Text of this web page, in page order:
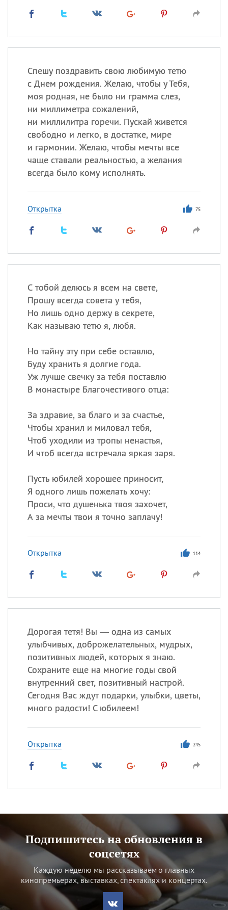
Спешу поздравить свою любимую тетю
с Днем рождения. Желаю, чтобы у Тебя,
моя родная, не было ни грамма слез,
ни миллиметра сожалений,
ни миллилитра горечи. Пускай живется
свободно и легко, в достатке, мире
и гармонии. Желаю, чтобы мечты все
чаще ставали реальностью, а желания
всегда было кому исполнять.
Открытка 75
С тобой делюсь я всем на свете,
Прошу всегда совета у тебя,
Но лишь одно держу в секрете,
Как называю тетю я, любя.
Но тайну эту при себе оставлю,
Буду хранить я долгие года.
Уж лучше свечку за тебя поставлю
В монастыре Благочестивого отца:
За здравие, за благо и за счастье,
Чтобы хранил и миловал тебя,
Чтоб уходили из тропы ненастья,
И чтоб всегда встречала яркая заря.
Пусть юбилей хорошее приносит,
Я одного лишь пожелать хочу:
Проси, что душенька твоя захочет,
А за мечты твои я точно заплачу!
Открытка 114
Дорогая тетя! Вы — одна из самых
улыбчивых, доброжелательных, мудрых,
позитивных людей, которых я знаю.
Сохраните еще на многие годы свой
внутренний свет, позитивный настрой.
Сегодня Вас ждут подарки, улыбки, цветы,
много радости! С юбилеем!
Открытка 245
Подпишитесь на обновления в
соцсетях
Каждую неделю мы рассказываем о главных
кинопремьерах, выставках, спектаклях и концертах.